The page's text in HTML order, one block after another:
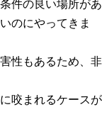
件の良い場所があ
のにやってきま
性もあるため、非
咬まれるケースが